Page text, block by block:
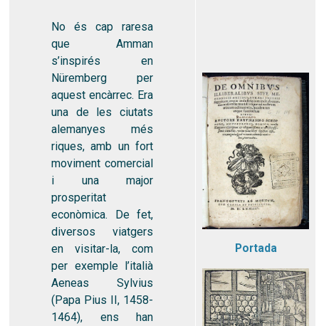
No és cap raresa
que Amman
s’inspirés en
Nüremberg per
aquest encàrrec. Era
una de les ciutats
alemanyes més
riques, amb un fort
moviment comercial
i una major
prosperitat
econòmica. De fet,
diversos viatgers
en visitar-la, com
per exemple l’italià
Aeneas Sylvius
(Papa Pius II, 1458-
1464), ens han
Portada